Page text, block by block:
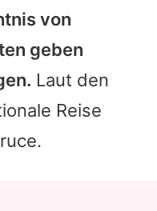
von
geben
Laut den
Reise
.